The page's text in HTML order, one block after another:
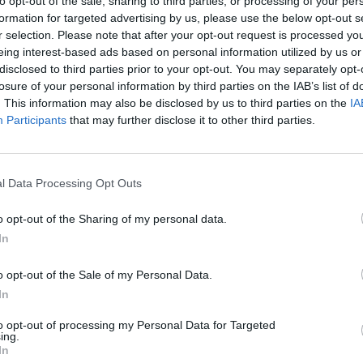
for targeted advertising by us, please use the below opt-out
selection. Please note that after your opt-out request is processed
interest-based ads based on personal information utilized by us
to third parties prior to your opt-out. You may separately
of your personal information by third parties on the IAB’s list of
This information may also be disclosed by us to third parties on the
Participants that may further disclose it to other third parties.
Data Processing Opt Outs
opt-out of the Sharing of my personal data.
opt-out of the Sale of my Personal Data.
opt-out of processing my Personal Data for Targeted
egy amerikai vadászgépet. A kétfős személyzet
az izraeli és az amerikai média jelentései szerint. Az
megerősítette a Reutersnek, hogy a lelőtt gép egy kétüléses F-
A személyzet eltűnt tagja után nagyszabású kutató-mentő
hogy az ország délnyugati részén, a becsapódás
portfolio.hu hírarchívumához tartozik, melynek olvasása